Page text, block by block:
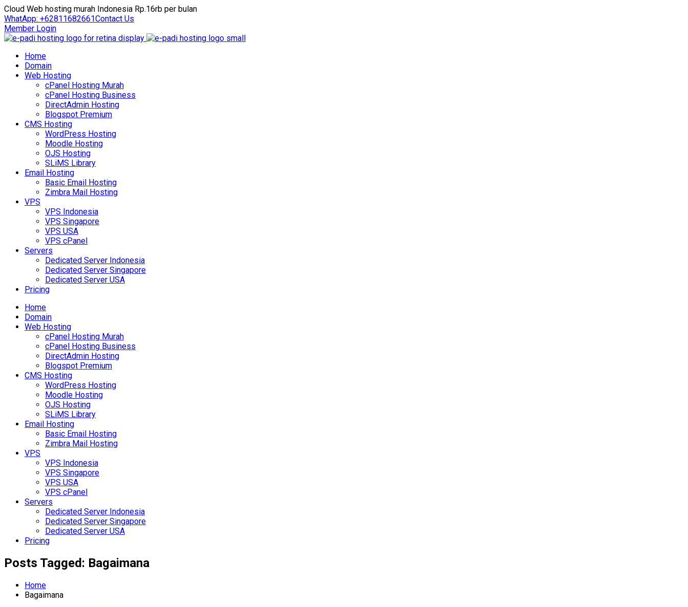
Cloud Web hosting murah Indonesia Rp.16rb per bulan
WhatApp: +62811682661Contact Us
Member Login
Home
Domain
Web Hosting
cPanel Hosting Murah
cPanel Hosting Business
DirectAdmin Hosting
Blogspot Premium
CMS Hosting
WordPress Hosting
Moodle Hosting
OJS Hosting
SLiMS Library
Email Hosting
Basic Email Hosting
Zimbra Mail Hosting
VPS
VPS Indonesia
VPS Singapore
VPS USA
VPS cPanel
Servers
Dedicated Server Indonesia
Dedicated Server Singapore
Dedicated Server USA
Pricing
Home
Domain
Web Hosting
cPanel Hosting Murah
cPanel Hosting Business
DirectAdmin Hosting
Blogspot Premium
CMS Hosting
WordPress Hosting
Moodle Hosting
OJS Hosting
SLiMS Library
Email Hosting
Basic Email Hosting
Zimbra Mail Hosting
VPS
VPS Indonesia
VPS Singapore
VPS USA
VPS cPanel
Servers
Dedicated Server Indonesia
Dedicated Server Singapore
Dedicated Server USA
Pricing
Posts Tagged: Bagaimana
Home
Bagaimana